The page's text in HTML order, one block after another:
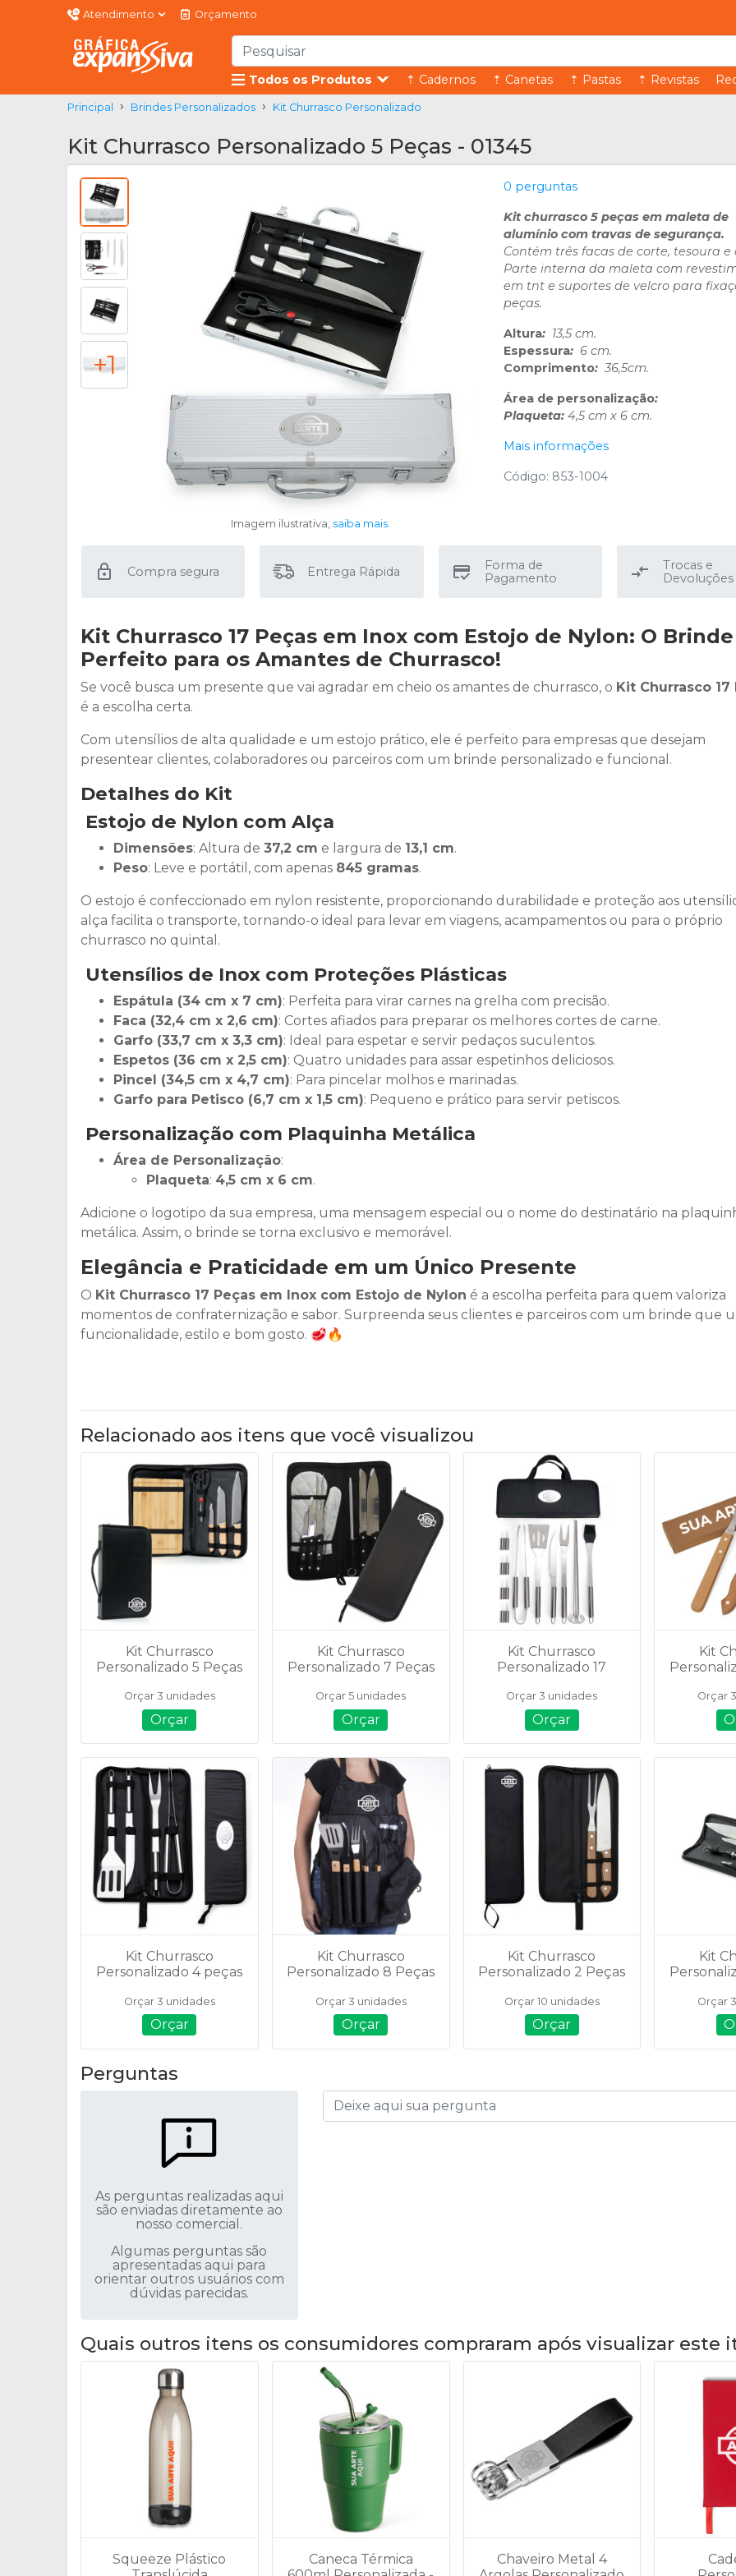
Atendimento Orçamento
Todos os Produtos ⇡ Cadernos ⇡ Canetas ⇡ Pastas ⇡ Revistas
Principal Brindes Personalizados Kit Churrasco Personalizado
Kit Churrasco Personalizado 5 Peças - 01345
+1
Imagem ilustrativa, saiba mais.
0 perguntas
Kit churrasco 5 peças em maleta de
alumínio com travas de segurança.
Contém três facas de corte, tesoura e
Parte interna da maleta com
em tnt e suportes de velcro para
peças.
Altura: 13,5 cm.
Espessura: 6 cm.
Comprimento:36,5cm.
Área de personalização:
Plaqueta:4,5 cm x 6 cm.
Mais informações
Código: 853-1004
Compra segura Entrega Rápida
Forma de
Pagamento
Trocas e
Devoluções
Kit Churrasco 17 Peças em Inox com Estojo de Nylon: O Brinde
Perfeito para os Amantes de Churrasco!
Se você busca um presente que vai agradar em cheio os amantes de churrasco, o Kit Churrasco 17
é a escolha certa.
Com utensílios de alta qualidade e um estojo prático, ele é perfeito para empresas que desejam
presentear clientes, colaboradores ou parceiros com um brinde personalizado e funcional.
Detalhes do Kit
Estojo de Nylon com Alça
Dimensões: Altura de 37,2 cm e largura de 13,1 cm.
Peso: Leve e portátil, com apenas 845 gramas.
O estojo é confeccionado em nylon resistente, proporcionando durabilidade e proteção aos
alça facilita o transporte, tornando-o ideal para levar em viagens, acampamentos ou para o próprio
churrasco no quintal.
Utensílios de Inox com Proteções Plásticas
Espátula (34 cm x 7 cm): Perfeita para virar carnes na grelha com precisão.
Faca (32,4 cm x 2,6 cm): Cortes afiados para preparar os melhores cortes de carne.
Garfo (33,7 cm x 3,3 cm): Ideal para espetar e servir pedaços suculentos.
Espetos (36 cm x 2,5 cm): Quatro unidades para assar espetinhos deliciosos.
Pincel (34,5 cm x 4,7 cm): Para pincelar molhos e marinadas.
Garfo para Petisco (6,7 cm x 1,5 cm): Pequeno e prático para servir petiscos.
Personalização com Plaquinha Metálica
Área de Personalização:
Plaqueta: 4,5 cm x 6 cm.
Adicione o logotipo da sua empresa, uma mensagem especial ou o nome do destinatário na
metálica. Assim, o brinde se torna exclusivo e memorável.
Elegância e Praticidade em um Único Presente
O Kit Churrasco 17 Peças em Inox com Estojo de Nylon é a escolha perfeita para quem valoriza
momentos de confraternização e sabor. Surpreenda seus clientes e parceiros com um brinde que
funcionalidade, estilo e bom gosto. 🥩🔥
Relacionado aos itens que você visualizou
Kit Churrasco
Personalizado 5 Peças
Orçar 3 unidades
Orçar
Kit Churrasco
Personalizado 7 Peças
Orçar 5 unidades
Orçar
Kit Churrasco
Personalizado 17
Orçar 3 unidades
Orçar
Kit
Orçar
Kit Churrasco
Personalizado 4 peças
Orçar 3 unidades
Orçar
Kit Churrasco
Personalizado 8 Peças
Orçar 3 unidades
Orçar
Kit Churrasco
Personalizado 2 Peças
Orçar 10 unidades
Orçar
Kit
Orçar
Perguntas
As perguntas realizadas aqui
são enviadas diretamente ao
nosso comercial.
Algumas perguntas são
apresentadas aqui para
orientar outros usuários com
dúvidas parecidas.
Quais outros itens os consumidores compraram após visualizar este
Squeeze Plástico
Caneca Térmica
Chaveiro Metal 4